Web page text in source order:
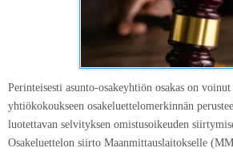
Perinteisesti asunto-osakeyhtiön osakas on
yhtiökokoukseen osakeluettelomerkinnän
luotettavan selvityksen omistusoikeuden
Osakeluettelon siirto Maanmittauslaitokselle